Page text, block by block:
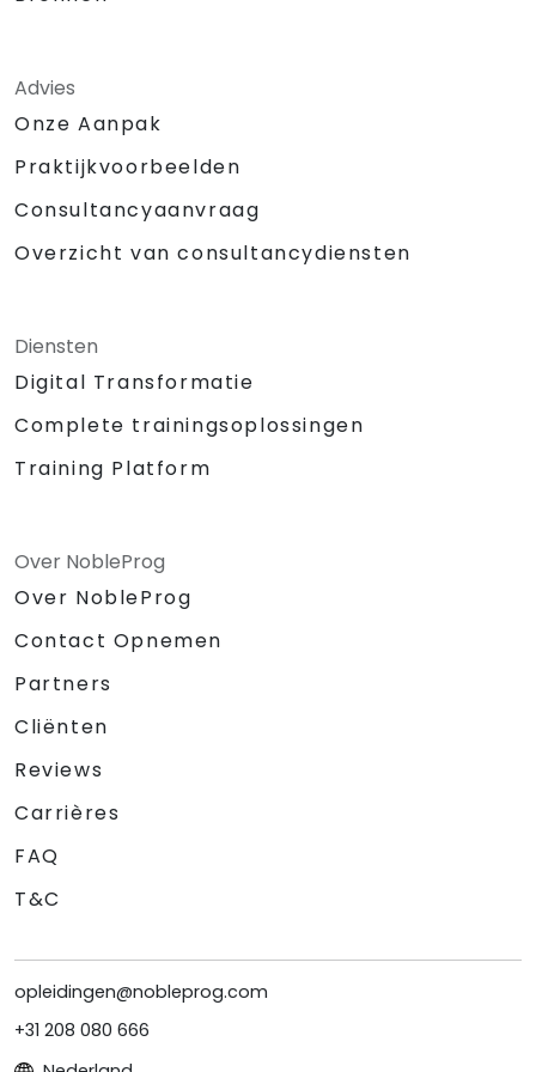
Advies
Onze Aanpak
Praktijkvoorbeelden
Consultancyaanvraag
Overzicht van consultancydiensten
Diensten
Digital Transformatie
Complete trainingsoplossingen
Training Platform
Over NobleProg
Over NobleProg
Contact Opnemen
Partners
Cliënten
Reviews
Carrières
FAQ
T&C
opleidingen@nobleprog.com
+31 208 080 666